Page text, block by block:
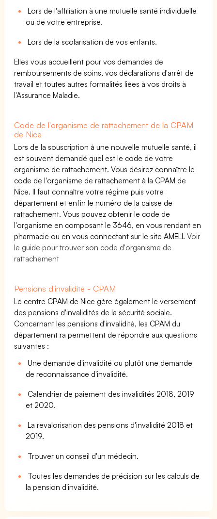
Lors de l'affiliation à une mutuelle santé individuelle
ou de votre entreprise.
Lors de la scolarisation de vos enfants.
Elles vous accueillent pour vos demandes de
remboursements de soins, vos déclarations d'arrêt de
travail et toutes autres formalités liées à vos droits à
l'Assurance Maladie.
Code de l'organisme de rattachement de la CPAM
de Nice
Lors de la souscription à une nouvelle mutuelle santé, il
est souvent demandé quel est le code de votre
organisme de rattachement. Vous désirez connaître le
code de l'organisme de rattachement à la CPAM de
Nice. Il faut connaître votre régime puis votre
département et enfin le numéro de la caisse de
rattachement. Vous pouvez obtenir le code de
l'organisme en composant le 3646, en vous rendant en
pharmacie ou en vous connectant sur le site AMELI.Voir
le guide pour trouver son code d'organisme de
rattachement
Pensions d'invalidité - CPAM
Le centre CPAM de Nice gère également le versement
des pensions d'invalidités de la sécurité sociale.
Concernant les pensions d'invalidité, les CPAM du
département ra permettent de répondre aux questions
suivantes :
Une demande d'invalidité ou plutôt une demande
de reconnaissance d'invalidité.
Calendrier de paiement des invalidités 2018, 2019
et 2020.
La revalorisation des pensions d'invalidité 2018 et
2019.
Trouver un conseil d'un médecin.
Toutes les demandes de précision sur les calculs de
la pension d'invalidité.